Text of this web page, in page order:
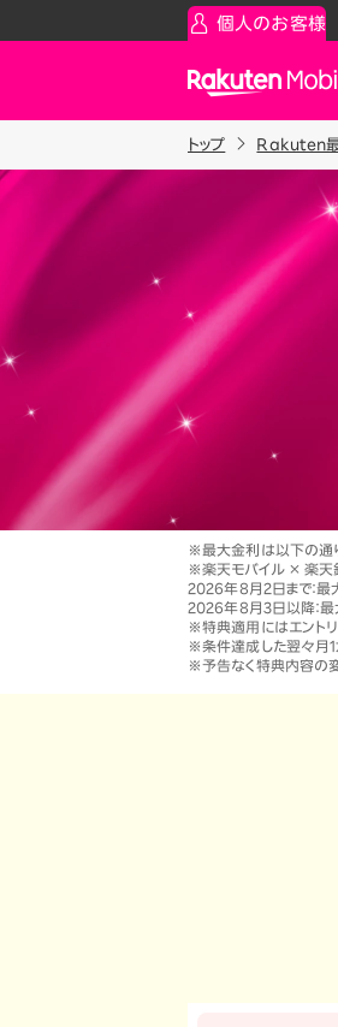
個人のお客様
スマートフォン
Rakuten最
データタイプ
Rakuten最
最強こども割
22歳までずーっと
最強シニアプ
65歳以上から
ずーっと安心&お
トップ Rakuten最
※最大金利は以下の通り
※楽天モバイル × 楽天
2026年8月2日まで：最
2026年8月3日以降：
※特典適用にはエント
※条件達成した翌々月1
※予告なく特典内容の